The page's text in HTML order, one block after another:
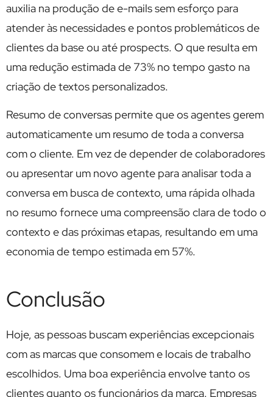
auxilia na produção de e-mails sem esforço para
atender às necessidades e pontos problemáticos de
clientes da base ou até prospects. O que resulta em
uma redução estimada de 73% no tempo gasto na
criação de textos personalizados.
Resumo de conversas permite que os agentes gerem
automaticamente um resumo de toda a conversa
com o cliente. Em vez de depender de colaboradores
ou apresentar um novo agente para analisar toda a
conversa em busca de contexto, uma rápida olhada
no resumo fornece uma compreensão clara de todo o
contexto e das próximas etapas, resultando em uma
economia de tempo estimada em 57%.
Conclusão
Hoje, as pessoas buscam experiências excepcionais
com as marcas que consomem e locais de trabalho
escolhidos. Uma boa experiência envolve tanto os
clientes quanto os funcionários da marca. Empresas